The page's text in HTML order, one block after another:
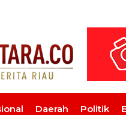
Daerah Politik